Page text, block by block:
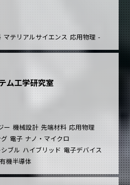
マテリアルサイエンス 応用物理 -
ム工学研究室
ー 機械設計 先端材料 応用物理
電子 ナノ・マイクロ
ブル ハイブリッド 電子デバイス
有機半導体